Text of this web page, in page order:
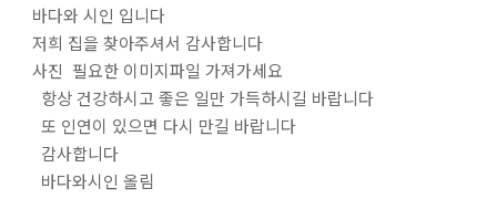
바다와 시인 입니다
저희 집을 찾아주셔서 감사합니다
사진 필요한 이미지파일 가져가세요
항상 건강하시고 좋은 일만 가득하시길 바랍니다
또 인연이 있으면 다시 만길 바랍니다
감사합니다
바다와시인 올림